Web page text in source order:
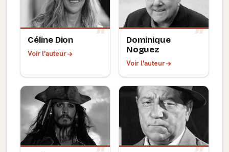
Céline Dion
Voir l'auteur
Dominique
Noguez
Voir l'auteur